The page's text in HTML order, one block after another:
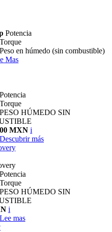
Potencia
Torque
Peso en húmedo (sin combustible)
Mas
Potencia
Torque
PESO HÚMEDO SIN
MXN i
Descubrir más
Potencia
Torque
PESO HÚMEDO SIN
i
Lee mas